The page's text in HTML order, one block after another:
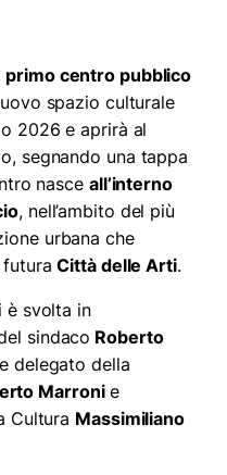
primo centro pubblico
spazio culturale
2026 e aprirà al
segnando una tappa
nasce all’interno
, nell’ambito del più
urbana che
futuraCittà delle Arti.
è svolta in
sindaco Roberto
delegato della
Marronie
Cultura Massimiliano